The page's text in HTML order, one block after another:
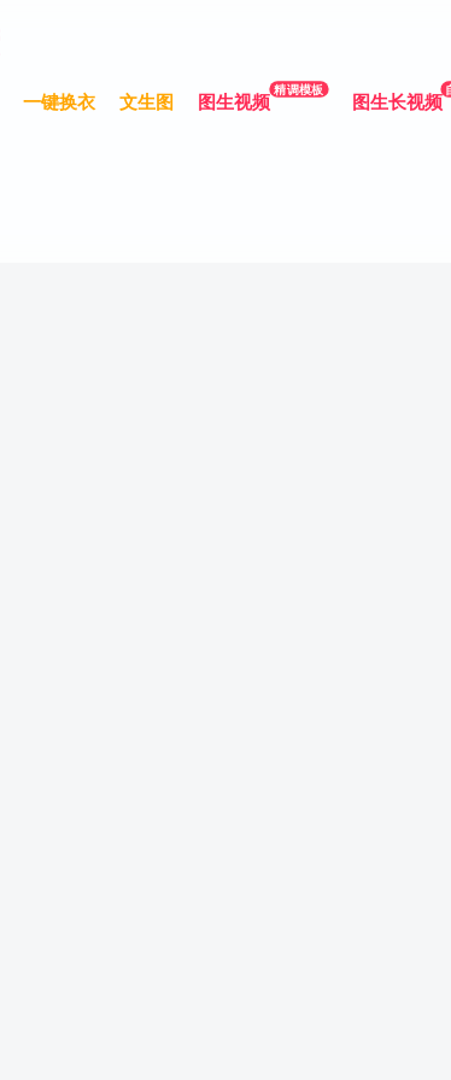
一键换衣 文生图 图生视频 精调模板 图生长视频